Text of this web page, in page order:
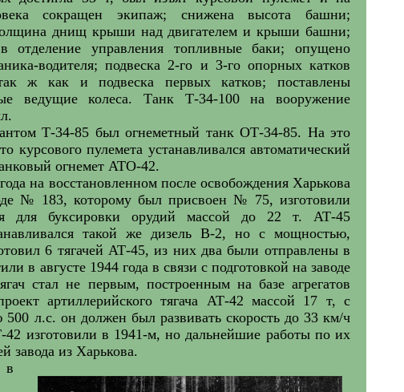
сокращен экипаж; снижена высота башни;
днищ крыши над двигателем и крыши башни;
отделение управления топливные баки; опущено
водителя; подвеска 2-го и 3-го опорных катков
ж как и подвеска первых катков; поставлены
ведущие колеса. Танк Т-34-100 на вооружение
Т-34-85 был огнеметный танк ОТ-34-85. На это
курсового пулемета устанавливался автоматический
огнемет АТО-42.
на восстановленном после освобождения Харькова
№ 183, которому был присвоен № 75, изготовили
для буксировки орудий массой до 22 т. АТ-45
такой же дизель В-2, но с мощностью,
6 тягачей АТ-45, из них два были отправлены в
в августе 1944 года в связи с подготовкой на заводе
стал не первым, построенным на базе агрегатов
артиллерийского тягача АТ-42 массой 17 т, с
л.с. он должен был развивать скорость до 33 км/ч
изготовили в 1941-м, но дальнейшие работы по их
завода из Харькова.
в